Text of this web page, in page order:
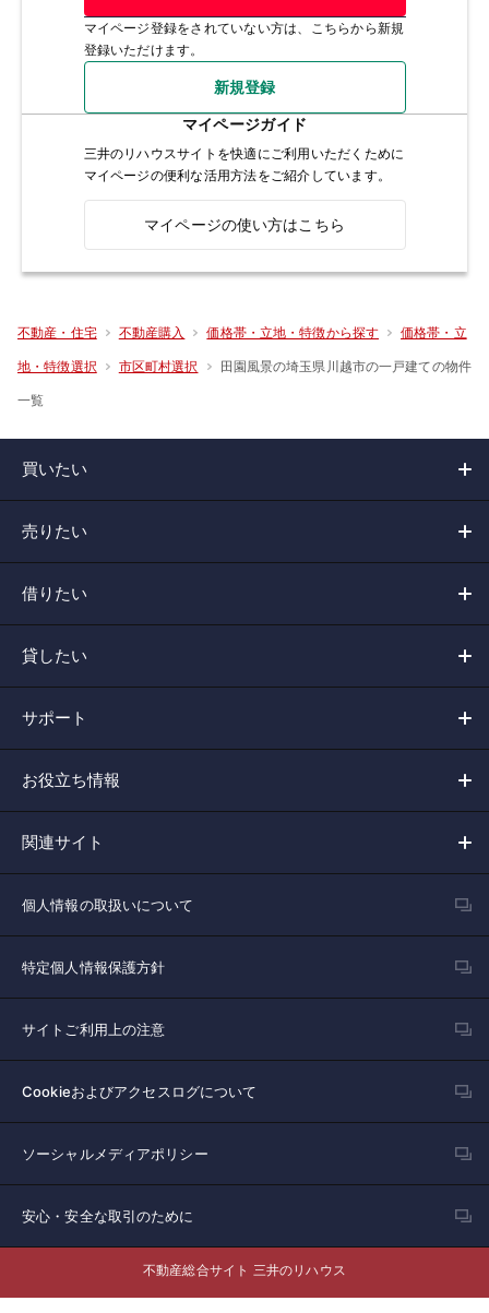
マイページ登録をされていない方は、こちらから新規
登録いただけます。
新規登録
マイページガイド
三井のリハウスサイトを快適にご利用いただくために
マイページの便利な活用方法をご紹介しています。
マイページの使い方はこちら
不動産・住宅 不動産購入 価格帯・立地・特徴から探す 価格帯・立
地・特徴選択 市区町村選択 田園風景の埼玉県川越市の一戸建ての物件
一覧
買いたい
売りたい
借りたい
貸したい
サポート
お役立ち情報
関連サイト
個人情報の取扱いについて
特定個人情報保護方針
サイトご利用上の注意
Cookieおよびアクセスログについて
ソーシャルメディアポリシー
安心・安全な取引のために
不動産総合サイト 三井のリハウス